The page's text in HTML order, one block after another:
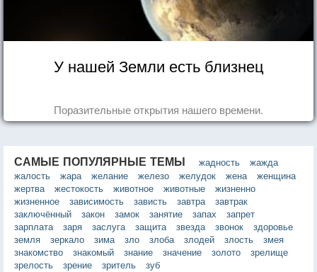
У нашей Земли есть близнец
Поразительные открытия нашего времени.
САМЫЕ ПОПУЛЯРНЫЕ ТЕМЫ жадность
жажда
жалость
жара желание железо желудок жена
женщина
жертва
жестокость животное животные
жизненно
жизненное
зависимость зависть завтра
завтрак
заключённый
закон замок занятие запах
запрет
зарплата
заря заслуга защита звезда звонок
здоровье
земля
зеркало зима зло злоба злодей злость
змея
знакомство
знакомый знание значение золото
зрелище
зрелость
зрение зритель зуб